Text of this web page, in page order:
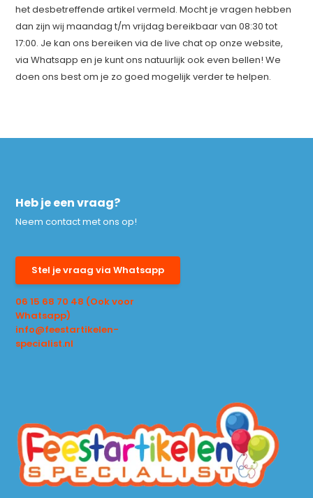
het desbetreffende artikel vermeld. Mocht je vragen hebben
dan zijn wij maandag t/m vrijdag bereikbaar van 08:30 tot
17:00. Je kan ons bereiken via de live chat op onze website,
via Whatsapp en je kunt ons natuurlijk ook even bellen! We
doen ons best om je zo goed mogelijk verder te helpen.
Heb je een vraag?
Neem contact met ons op!
Stel je vraag via Whatsapp
06 15 68 70 48 (Ook voor
Whatsapp)
info@feestartikelen-
specialist.nl